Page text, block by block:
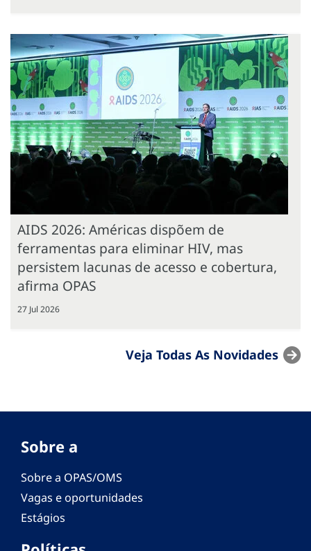
AIDS 2026: Américas dispõem de
ferramentas para eliminar HIV, mas
persistem lacunas de acesso e cobertura,
afirma OPAS
27 Jul 2026
Veja Todas As Novidades
Sobre a
Sobre a OPAS/OMS
Vagas e oportunidades
Estágios